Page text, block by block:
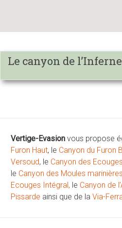
Le canyon de
Vertige-Evasion vous propose
Furon Haut, le Canyon du Furon
Versoud, le Canyon des Ecouges
le Canyon des Moules marinières
Ecouges Intégral, le Canyon de
Pissarde ainsi que de laVia-